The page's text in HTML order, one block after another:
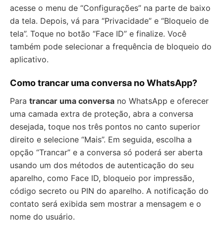
acesse o menu de “Configurações” na parte de baixo
da tela. Depois, vá para “Privacidade” e “Bloqueio de
tela”. Toque no botão “Face ID” e finalize. Você
também pode selecionar a frequência de bloqueio do
aplicativo.
Como trancar uma conversa no WhatsApp?
Para trancar uma conversa no WhatsApp e oferecer
uma camada extra de proteção, abra a conversa
desejada, toque nos três pontos no canto superior
direito e selecione “Mais”. Em seguida, escolha a
opção “Trancar” e a conversa só poderá ser aberta
usando um dos métodos de autenticação do seu
aparelho, como Face ID, bloqueio por impressão,
código secreto ou PIN do aparelho. A notificação do
contato será exibida sem mostrar a mensagem e o
nome do usuário.